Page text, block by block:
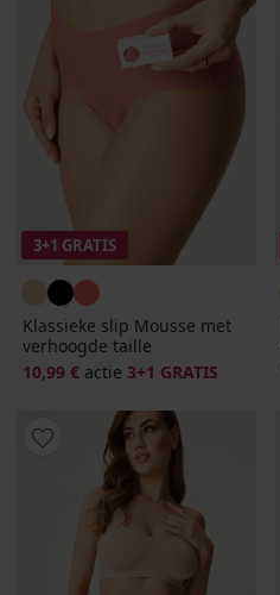
3+1 GRATIS
Klassieke slip Mousse met
verhoogde taille
10,99 € actie 3+1 GRATIS